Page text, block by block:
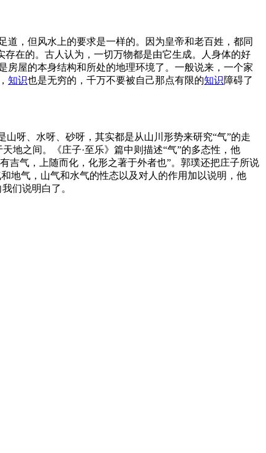
，但风水上的要求是一样的。因为皇帝和老百姓，都同
在的。古人认为，一切万物都是由它生成。人身体的好
屋的本身结构和所处的地理环境了。一般说来，一个家
知识也是无穷的，千万不要被自己那点有限的知识障碍了
呀、水呀、砂呀，其实都是从山川形势来研究“气”的走
地之间。《庄子·至乐》篇中则描述“气”的多态性，他
吉气，上随而化，化形之著于外者也”。郭璞还把庄子所说
地气，山气和水气的性态以及对人的作用加以说明，他
们说明白了。